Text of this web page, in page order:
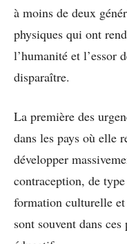
à moins de deux
physiques qui ont
l’humanité et l’essor
disparaître.
La première des
dans les pays où elle
développer
contraception, de
formation culturelle
sont souvent dans